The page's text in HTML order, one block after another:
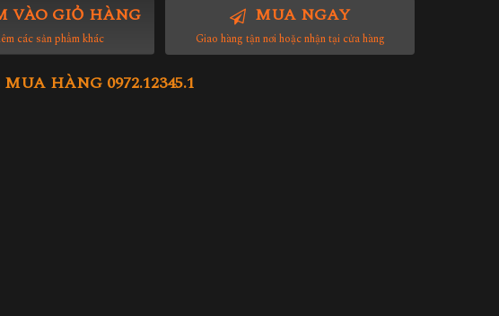
VÀO GIỎ HÀNG
các sản phẩm khác
MUA NGAY
Giao hàng tận nơi hoặc nhận tại cửa hàng
HÀNG 0972.12345.1